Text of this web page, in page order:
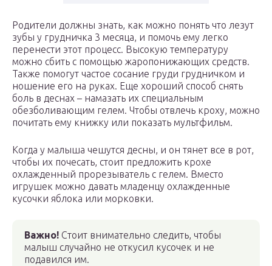
Родители должны знать, как можно понять что лезут
зубы у грудничка 3 месяца, и помочь ему легко
перенести этот процесс. Высокую температуру
можно сбить с помощью жаропонижающих средств.
Также помогут частое сосание груди грудничком и
ношение его на руках. Еще хороший способ снять
боль в деснах – намазать их специальным
обезболивающим гелем. Чтобы отвлечь кроху, можно
почитать ему книжку или показать мультфильм.
Когда у малыша чешутся десны, и он тянет все в рот,
чтобы их почесать, стоит предложить крохе
охлажденный прорезыватель с гелем. Вместо
игрушек можно давать младенцу охлажденные
кусочки яблока или морковки.
Важно! Стоит внимательно следить, чтобы
малыш случайно не откусил кусочек и не
подавился им.